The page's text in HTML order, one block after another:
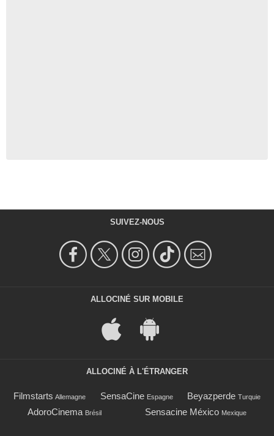
SUIVEZ-NOUS
ALLOCINÉ SUR MOBILE
ALLOCINÉ À L'ÉTRANGER
Filmstarts Allemagne SensaCine Espagne Beyazperde Turquie
AdoroCinema Brésil Sensacine México Mexique